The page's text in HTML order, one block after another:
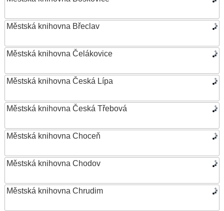
Městská knihovna Břeclav
Městská knihovna Čelákovice
Městská knihovna Česká Lípa
Městská knihovna Česká Třebová
Městská knihovna Choceň
Městská knihovna Chodov
Městská knihovna Chrudim